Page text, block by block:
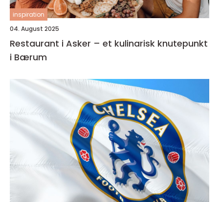
inspiration
04. August 2025
Restaurant i Asker – et kulinarisk knutepunkt
i Bærum